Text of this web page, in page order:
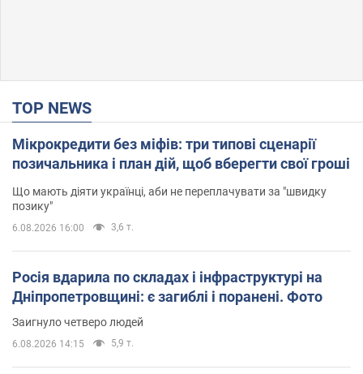
TOP NEWS
Мікрокредити без міфів: три типові сценарії
позичальника і план дій, щоб вберегти свої гроші
Що мають діяти українці, аби не переплачувати за "швидку
позику"
6.08.2026 16:00 3,6 т.
Росія вдарила по складах і інфраструктурі на
Дніпропетровщині: є загиблі і поранені. Фото
Заигнуло четверо людей
6.08.2026 14:15 5,9 т.